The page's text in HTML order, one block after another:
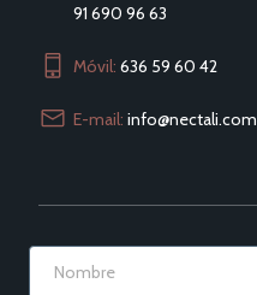
91 690 96 63
Móvil: 636 59 60 42
E-mail: info@nectali.com